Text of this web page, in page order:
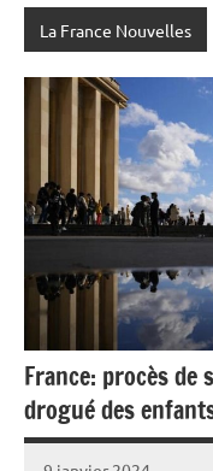
La France Nouvelles
France: procès de
drogué des